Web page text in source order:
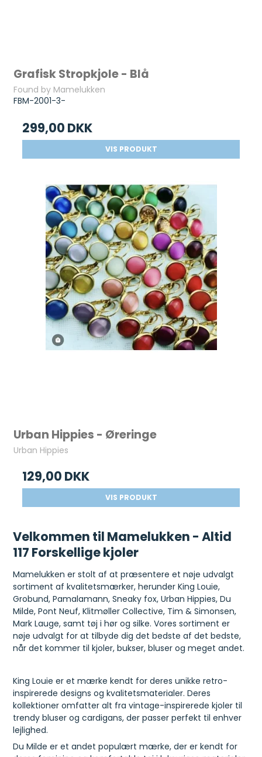
Grafisk Stropkjole - Blå
Found by Mamelukken
FBM-2001-3-
299,00 DKK
VIS PRODUKT
Urban Hippies - Øreringe
Urban Hippies
129,00 DKK
VIS PRODUKT
Velkommen til Mamelukken - Altid
117 Forskellige kjoler
Mamelukken er stolt af at præsentere et nøje udvalgt
sortiment af kvalitetsmærker, herunder King Louie,
Grobund, Pamalamann, Sneaky fox, Urban Hippies, Du
Milde, Pont Neuf, Klitmøller Collective, Tim & Simonsen,
Mark Lauge, samt tøj i hør og silke. Vores sortiment er
nøje udvalgt for at tilbyde dig det bedste af det bedste,
når det kommer til kjoler, bukser, bluser og meget andet.
King Louie er et mærke kendt for deres unikke retro-
inspirerede designs og kvalitetsmaterialer. Deres
kollektioner omfatter alt fra vintage-inspirerede kjoler til
trendy bluser og cardigans, der passer perfekt til enhver
lejlighed.
Du Milde er et andet populært mærke, der er kendt for